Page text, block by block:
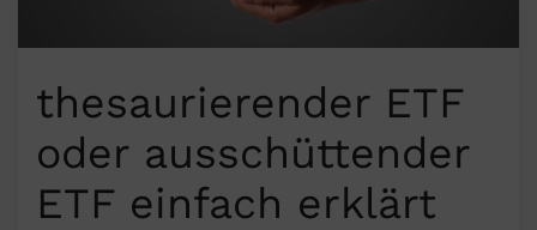
thesaurierender ETF
oder ausschüttender
ETF einfach erklärt